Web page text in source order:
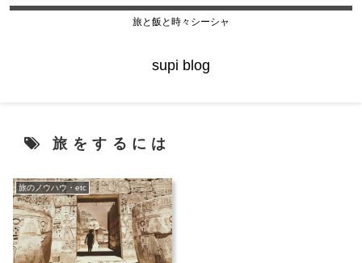
旅と飯と時々シーシャ
supi blog
旅をするには
旅のノウハウ・etc